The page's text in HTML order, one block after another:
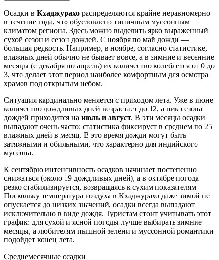
Осадки в Кхаджурахо распределяются крайне неравномерно
в течение года, что обусловлено типичным муссонным
климатом региона. Здесь можно выделить ярко выраженный
сухой сезон и сезон дождей. С ноября по май дожди —
большая редкость. Например, в ноябре, согласно статистике,
влажных дней обычно не бывает вовсе, а в зимние и весенние
месяцы (с декабря по апрель) их количество колеблется от 0 до
3, что делает этот период наиболее комфортным для осмотра
храмов под открытым небом.
Ситуация кардинально меняется с приходом лета. Уже в июне
количество дождливых дней возрастает до 12, а пик сезона
дождей приходится на июль и август. В эти месяцы осадки
выпадают очень часто: статистика фиксирует в среднем по 25
влажных дней в месяц. В это время дожди могут быть
затяжными и обильными, что характерно для индийского
муссона.
К сентябрю интенсивность осадков начинает постепенно
снижаться (около 19 дождливых дней), а в октябре погода
резко стабилизируется, возвращаясь к сухим показателям.
Поскольку температура воздуха в Кхаджурахо даже зимой не
опускается до низких значений, осадки всегда выпадают
исключительно в виде дождя. Туристам стоит учитывать этот
график: для сухой и ясной погоды лучше выбирать зимние
месяцы, а любителям пышной зелени и муссонной романтики
подойдет конец лета.
Среднемесячные осадки